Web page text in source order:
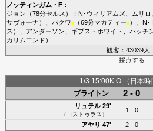
ノッティンガム・F：
ジョン （78分セルス ）； N･ウィリアムズ、 ムリロ
サヴォーナ ）、 バクワ■（69分マカティー■）、 N･
ス ）、 アンダーソン ギブス・ホワイト ハッチ
カリムエンド ）
観客：43039人
採点する
1/3 15:00K.O.（日本時
ブライトン
2 - 0
リュテル29'
（コストゥラス ）
1 - 0
アヤリ 47'
2 - 0